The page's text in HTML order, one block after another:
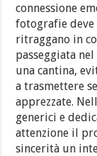
connessione
fotografie
ritraggano in
passeggiata
una cantina,
a trasmettere
apprezzate.
generici e
attenzione il
sincerità un